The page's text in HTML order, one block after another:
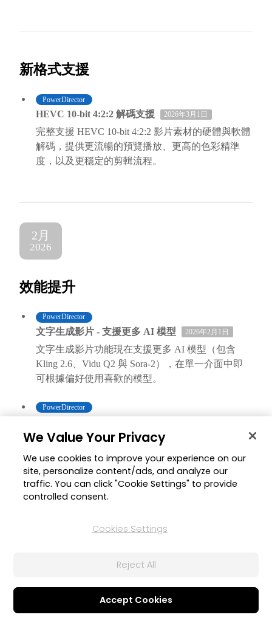
新格式支援
PowerDirector
HEVC 10-bit 4:2:2 解碼支援 2026年3月1日
完整支援 HEVC 10-bit 4:2:2 影片素材的硬體與軟體
解碼，提供更流暢的預覽播放、更高的色彩精準
度，以及更穩定的剪輯流程。
2月
2026
效能提升
PowerDirector
文字生成影片 - 支援更多 AI 模型 2026年2月1日
文字生成影片功能現在支援更多 AI 模型（包含
Kling 2.6、Vidu Q2 與 Sora-2），在單一介面中即
可根據偏好使用喜歡的模型。
PowerDirector
圖片生成影片功能現已支援 Kling 2.6 與 Vidu Q2，
為您實現更流暢的動態、更清晰的移動主體以及更
具連貫性的影片生成效果。
PowerDirector
透過進階的補幀技術與超解析度縮放，可大幅提升
圖片生成影片 - 支援 Kling 2.6 & O1 2026年2月1日
現已支援 Kling 2.6 與 Kling O1 模型，讓圖片生成
We Value Your Privacy
We use cookies to improve your experience on our
site, personalize content/ads, and analyze our
traffic. You can click "Cookie Settings" to provide
controlled consent.
Cookies Settings
Reject All
Accept Cookies